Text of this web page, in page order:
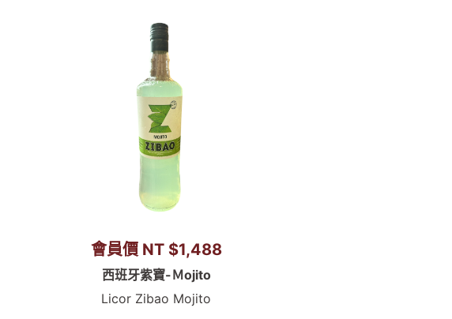
會員價 NT $1,488
西班牙紫寶-Ｍojito
Licor Zibao Mojito